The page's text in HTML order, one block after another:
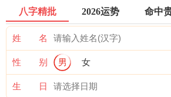
八字精批 2026运势 命中
姓 名
性 别 男 女
生 日